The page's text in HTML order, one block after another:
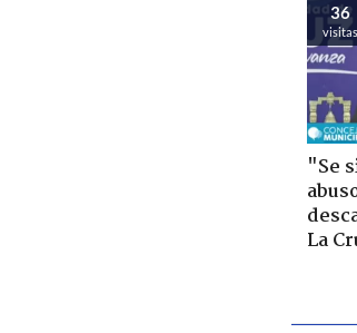
36
visitas
"Se
La